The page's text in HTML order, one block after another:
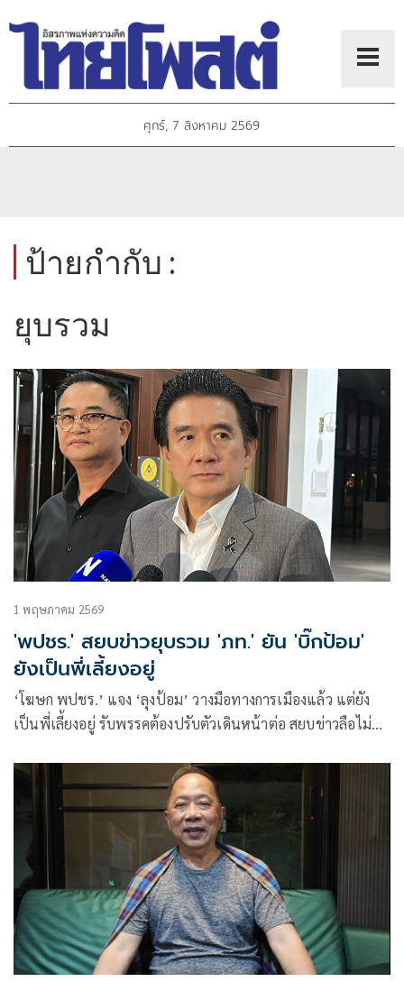
ศุกร์, 7 สิงหาคม 2569
ป้ายกำกับ :
ยุบรวม
1 พฤษภาคม 2569
'พปชร.' สยบข่าวยุบรวม 'ภท.' ยัน 'บิ๊กป้อม'
ยังเป็นพี่เลี้ยงอยู่
‘โฆษก พปชร.’ แจง ‘ลุงป้อม’ วางมือทางการเมืองแล้ว แต่ยัง
เป็นพี่เลี้ยงอยู่ รับพรรคต้องปรับตัวเดินหน้าต่อ สยบข่าวลือไม่ยุบ